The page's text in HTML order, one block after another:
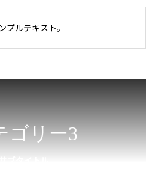
プルテキスト。
ゴリー3